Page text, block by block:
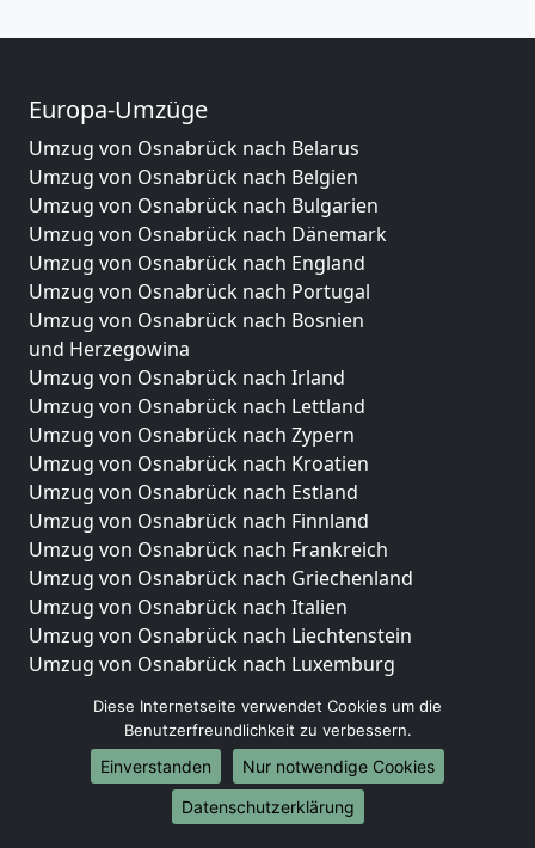
Europa-Umzüge
Umzug von Osnabrück nach Belarus
Umzug von Osnabrück nach Belgien
Umzug von Osnabrück nach Bulgarien
Umzug von Osnabrück nach Dänemark
Umzug von Osnabrück nach England
Umzug von Osnabrück nach Portugal
Umzug von Osnabrück nach Bosnien
und Herzegowina
Umzug von Osnabrück nach Irland
Umzug von Osnabrück nach Lettland
Umzug von Osnabrück nach Zypern
Umzug von Osnabrück nach Kroatien
Umzug von Osnabrück nach Estland
Umzug von Osnabrück nach Finnland
Umzug von Osnabrück nach Frankreich
Umzug von Osnabrück nach Griechenland
Umzug von Osnabrück nach Italien
Umzug von Osnabrück nach Liechtenstein
Umzug von Osnabrück nach Luxemburg
Umzug von Osnabrück nach Norwegen
Umzüge-Deutschlandweit
Umzug von Osnabrück nach Berlin
Diese Internetseite verwendet Cookies um die
Benutzerfreundlichkeit zu verbessern.
Einverstanden
Nur notwendige Cookies
Datenschutzerklärung